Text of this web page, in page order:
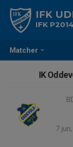
Matcher
IFK
IFK P2014
IK
7